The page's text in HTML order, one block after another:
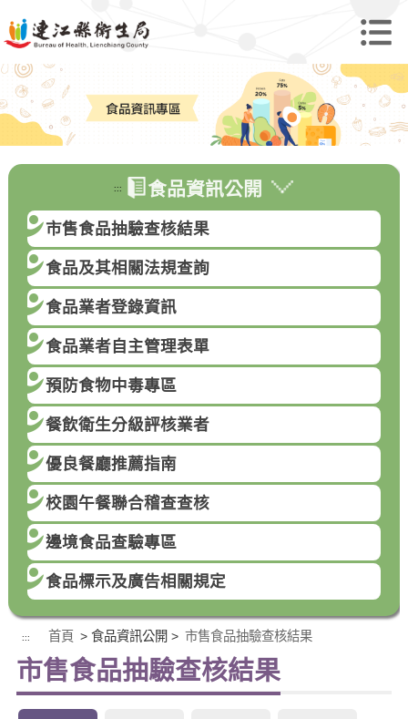
::: 食品資訊公開
市售食品抽驗查核結果
食品及其相關法規查詢
食品業者登錄資訊
食品業者自主管理表單
預防食物中毒專區
餐飲衛生分級評核業者
優良餐廳推薦指南
校園午餐聯合稽查查核
邊境食品查驗專區
食品標示及廣告相關規定
::: 首頁 > 食品資訊公開 > 市售食品抽驗查核結果
市售食品抽驗查核結果